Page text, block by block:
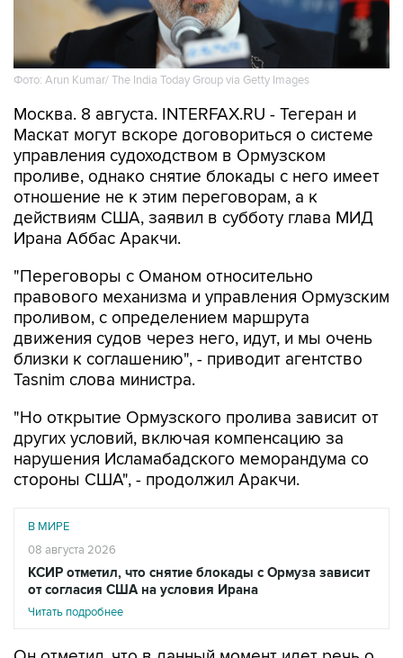
Фото: Arun Kumar/ The India Today Group via Getty Images
Москва. 8 августа. INTERFAX.RU - Тегеран и
Маскат могут вскоре договориться о системе
управления судоходством в Ормузском
проливе, однако снятие блокады с него имеет
отношение не к этим переговорам, а к
действиям США, заявил в субботу глава МИД
Ирана Аббас Аракчи.
"Переговоры с Оманом относительно
правового механизма и управления Ормузским
проливом, с определением маршрута
движения судов через него, идут, и мы очень
близки к соглашению", - приводит агентство
Tasnim слова министра.
"Но открытие Ормузского пролива зависит от
других условий, включая компенсацию за
нарушения Исламабадского меморандума со
стороны США", - продолжил Аракчи.
В МИРЕ
08 августа 2026
КСИР отметил, что снятие блокады с Ормуза зависит
от согласия США на условия Ирана
Читать подробнее